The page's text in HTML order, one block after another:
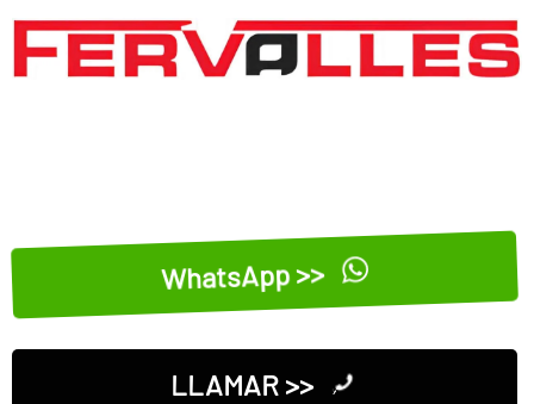
WhatsApp >>
LLAMAR >>